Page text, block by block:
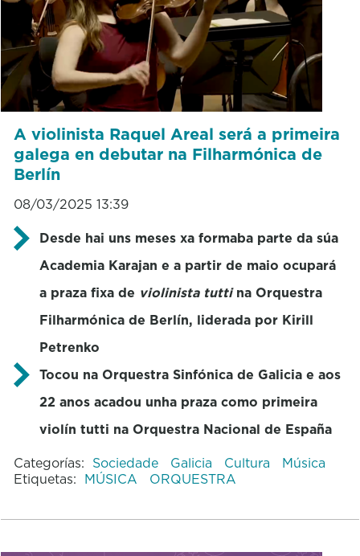
A violinista Raquel Areal será a primeira
galega en debutar na Filharmónica de
Berlín
08/03/2025 13:39
Desde hai uns meses xa formaba parte da súa
Academia Karajan e a partir de maio ocupará
a praza fixa de violinista tuttina Orquestra
Filharmónica de Berlín, liderada por Kirill
Petrenko
Tocou na Orquestra Sinfónica de Galicia e aos
22 anos acadou unha praza como primeira
violín tutti na Orquestra Nacional de España
Categorías: Sociedade Galicia Cultura
Música
Etiquetas: MÚSICA ORQUESTRA